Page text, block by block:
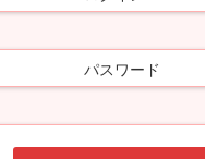
パスワード